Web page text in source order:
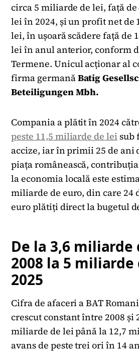
circa 5 miliarde de lei, față
lei în 2024, și un profit net de
lei, în ușoară scădere față de
lei în anul anterior, conform
Termene. Unicul acționar al
firma germanăBatig
Beteiligungen Mbh.
Compania a plătit în 2024
peste 11,5 miliarde de leisub
accize, iar în primii 25 de ani
piața românească,
la economia locală este
miliarde de euro, din care 24
euro plătiți direct la bugetul
De la 3,6 miliarde
2008 la 5
2025
Cifra de afaceri a BAT
crescut constant între 2008 și
miliarde de lei până la 12,7
avans de peste trei ori în 14